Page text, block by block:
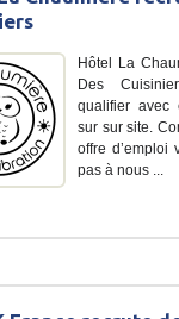
Hôtel La
Des
qualifier avec
sur sur site.
offre d’emploi
pas à nous ...